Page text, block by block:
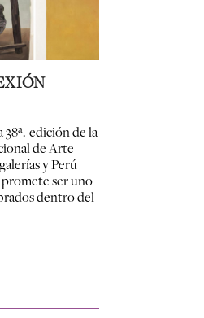
38ª. edición de la
de Arte
y Perú
ser uno
dentro del